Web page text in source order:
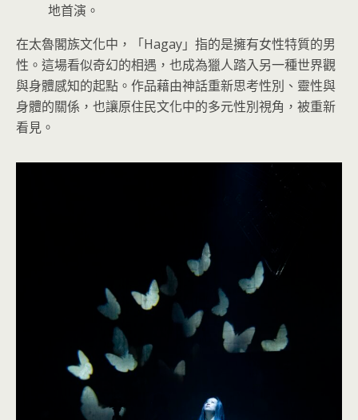
地首演。
在太魯閣族文化中，「Hagay」指的是擁有女性特質的男
性。這場看似奇幻的相遇，也成為獵人踏入另一種世界觀
與身體感知的起點。作品藉由神話重新思考性別、靈性與
身體的關係，也讓原住民文化中的多元性別視角，被重新
看見。